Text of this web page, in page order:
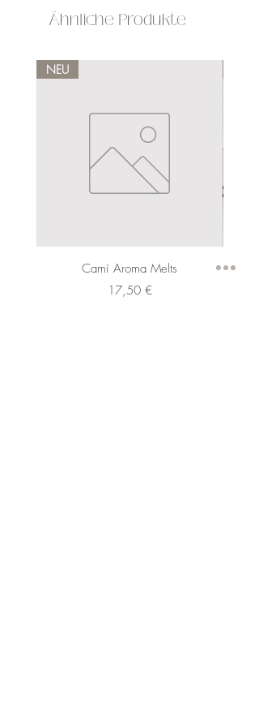
Ähnliche Produkte
NEU
Camí Aroma Melts
Preis
17,50 €